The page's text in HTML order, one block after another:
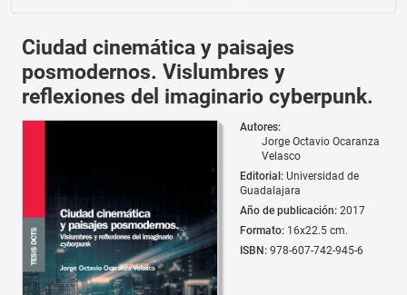
Ciudad cinemática y paisajes
posmodernos. Vislumbres y
reflexiones del imaginario cyberpunk.
Autores:
Jorge Octavio Ocaranza
Velasco
Editorial: Universidad de
Guadalajara
Año de publicación: 2017
Formato: 16x22.5 cm.
ISBN: 978-607-742-945-6